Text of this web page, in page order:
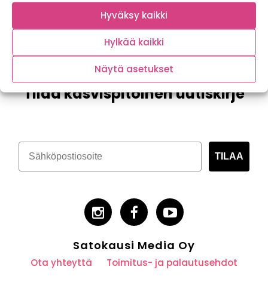
Hyväksy kaikki
Hylkää kaikki
Näytä asetukset
Tilaa kasvispitoinen uutiskirje
TILAA
Satokausi Media Oy
Ota yhteyttä Toimitus- ja palautusehdot